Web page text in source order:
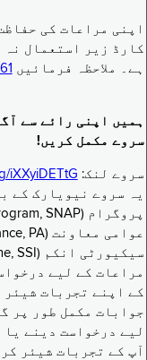
کارڈ زیر استعمال نہ
ہے۔ ملاحظہ فرمائیں
سروے مکمل کریں!
سروے لنک: iXXyiDETtG
یہ سروے نیویارک کے
مراعات کے لیے
کے اپنے تجربات
جوابات مکمل طور پر
لیے درخواست دینے
آپ کے تجربات شیئر